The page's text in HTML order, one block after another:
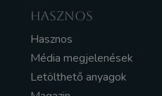
HASZNOS
Hasznos
Média megjelenések
Letölthető anyagok